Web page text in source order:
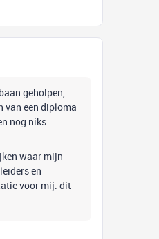
geholpen,
van een diploma
nog niks
waar mijn
en
voor mij. dit